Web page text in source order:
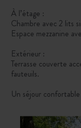
À l’étage :
Chambre avec 2 lits
Espace mezzanine
Extérieur :
Terrasse couverte
fauteuils.
Un séjour